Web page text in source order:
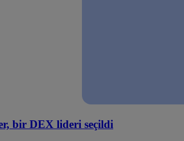
bir DEX lideri seçildi